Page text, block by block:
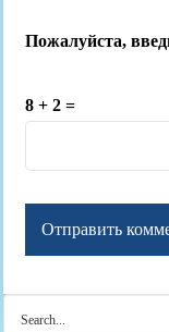
Пожалуйста,
8 + 2 =